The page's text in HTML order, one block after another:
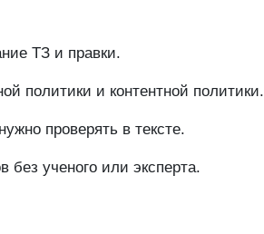
ТЗ и правки.
политики и контентной политики.
проверять в тексте.
без ученого или эксперта.